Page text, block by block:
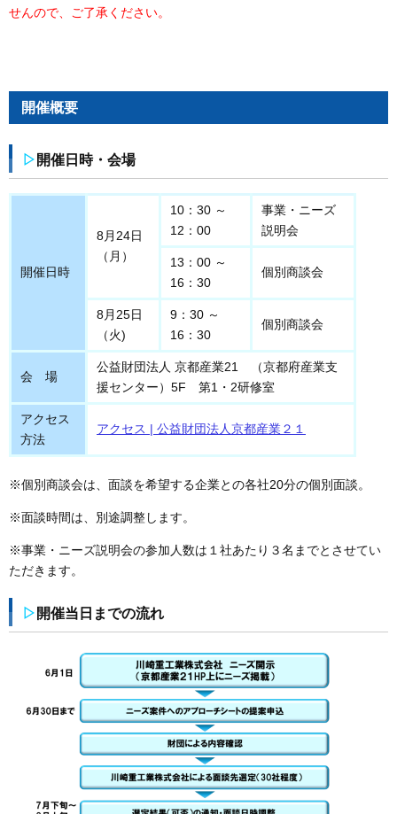
せんので、ご了承ください。
開催概要
▷ 開催日時・会場
開催日時
8月24日
（月）
10：30 ～
12：00
事業・ニーズ
説明会
13：00 ～
16：30
個別商談会
8月25日
（火)
9：30 ～
16：30
個別商談会
会 場
公益財団法人 京都産業21 （京都府産業支
援センター）5F 第1・2研修室
アクセス
方法
アクセス | 公益財団法人京都産業２１
※個別商談会は、面談を希望する企業との各社20分の個別面談。
※面談時間は、別途調整します。
※事業・ニーズ説明会の参加人数は１社あたり３名までとさせてい
ただきます。
▷ 開催当日までの流れ